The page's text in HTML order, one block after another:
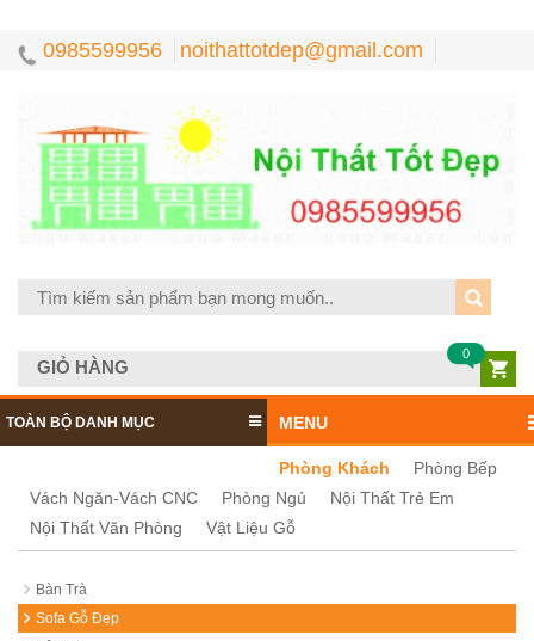
0985599956 noithattotdep@gmail.com
GIỎ HÀNG
0
TOÀN BỘ DANH MỤC MENU
Phòng Khách
Phòng Bếp
Vách Ngăn-Vách CNC
Phòng Ngủ
Nội Thất Trẻ Em
Nội Thất Văn Phòng
Vật Liệu Gỗ
Bàn Trà
Sofa Gỗ Đẹp